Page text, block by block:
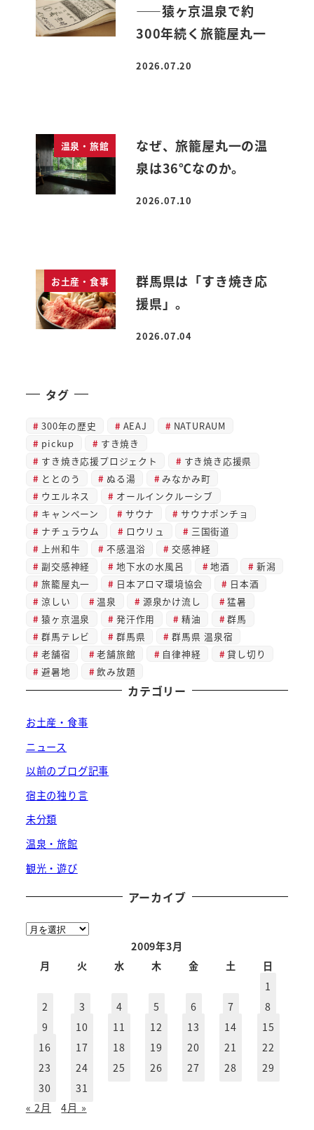
――猿ヶ京温泉で約
300年続く旅籠屋丸一
投稿日
2026.07.20
温泉・旅館
なぜ、旅籠屋丸一の温
泉は36℃なのか。
投稿日
2026.07.10
お土産・食事
群馬県は「すき焼き応
援県」。
投稿日
2026.07.04
タグ
300年の歴史 AEAJ
NATURAUM
pickup
すき焼き
すき焼き応援プロジェクト
すき焼き応援県
ととのう
ぬる湯
みなかみ町
ウエルネス
オールインクルーシブ
キャンペーン
サウナ
サウナポンチョ
ナチュラウム
ロウリュ
三国街道
上州和牛
不感温浴
交感神経
副交感神経
地下水の水風呂 地酒
新潟
旅籠屋丸一
日本アロマ環境協会
日本酒
涼しい
温泉 源泉かけ流し
猛暑
猿ヶ京温泉
発汗作用 精油
群馬
群馬テレビ
群馬県
群馬県 温泉宿
老舗宿
老舗旅館 自律神経
貸し切り
避暑地
飲み放題
カテゴリー
お土産・食事
ニュース
以前のブログ記事
宿主の独り言
未分類
温泉・旅館
観光・遊び
アーカイブ
ア
2009年3月
月
火 水 木 金 土
日
1
2
3 4 5 6 7
8
9
10 11 12 13 14
15
16
17 18 19 20 21
22
23
24 25 26 27 28
29
30
31
« 2月
4月 »